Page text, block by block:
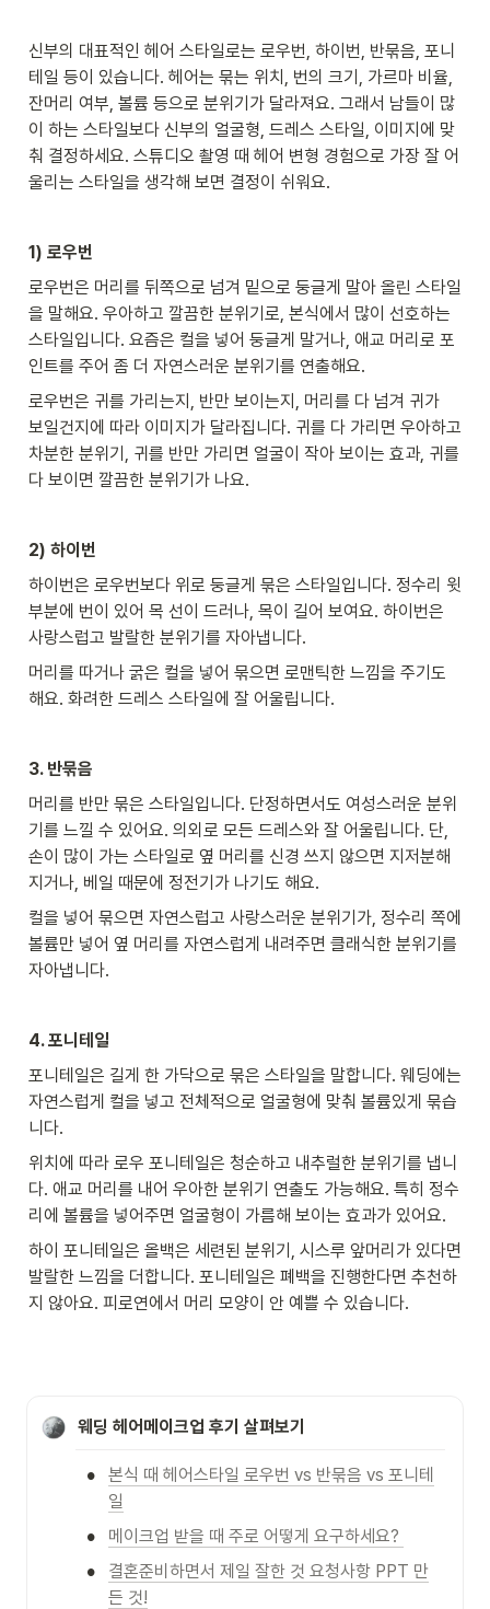
신부의 대표적인 헤어 스타일로는 로우번, 하이번, 반묶음, 포니
테일 등이 있습니다. 헤어는 묶는 위치, 번의 크기, 가르마 비율,
잔머리 여부, 볼륨 등으로 분위기가 달라져요. 그래서 남들이 많
이 하는 스타일보다 신부의 얼굴형, 드레스 스타일, 이미지에 맞
춰 결정하세요. 스튜디오 촬영 때 헤어 변형 경험으로 가장 잘 어
울리는 스타일을 생각해 보면 결정이 쉬워요.
1) 로우번
로우번은 머리를 뒤쪽으로 넘겨 밑으로 둥글게 말아 올린 스타일
을 말해요. 우아하고 깔끔한 분위기로, 본식에서 많이 선호하는
스타일입니다. 요즘은 컬을 넣어 둥글게 말거나, 애교 머리로 포
인트를 주어 좀 더 자연스러운 분위기를 연출해요.
로우번은 귀를 가리는지, 반만 보이는지, 머리를 다 넘겨 귀가
보일건지에 따라 이미지가 달라집니다. 귀를 다 가리면 우아하고
차분한 분위기, 귀를 반만 가리면 얼굴이 작아 보이는 효과, 귀를
다 보이면 깔끔한 분위기가 나요.
2) 하이번
하이번은 로우번보다 위로 둥글게 묶은 스타일입니다. 정수리 윗
부분에 번이 있어 목 선이 드러나, 목이 길어 보여요. 하이번은
사랑스럽고 발랄한 분위기를 자아냅니다.
머리를 따거나 굵은 컬을 넣어 묶으면 로맨틱한 느낌을 주기도
해요. 화려한 드레스 스타일에 잘 어울립니다.
3. 반묶음
머리를 반만 묶은 스타일입니다. 단정하면서도 여성스러운 분위
기를 느낄 수 있어요. 의외로 모든 드레스와 잘 어울립니다. 단,
손이 많이 가는 스타일로 옆 머리를 신경 쓰지 않으면 지저분해
지거나, 베일 때문에 정전기가 나기도 해요.
컬을 넣어 묶으면 자연스럽고 사랑스러운 분위기가, 정수리 쪽에
볼륨만 넣어 옆 머리를 자연스럽게 내려주면 클래식한 분위기를
자아냅니다.
4. 포니테일
포니테일은 길게 한 가닥으로 묶은 스타일을 말합니다. 웨딩에는
자연스럽게 컬을 넣고 전체적으로 얼굴형에 맞춰 볼륨있게 묶습
니다.
위치에 따라 로우 포니테일은 청순하고 내추럴한 분위기를 냅니
다. 애교 머리를 내어 우아한 분위기 연출도 가능해요. 특히 정수
리에 볼륨을 넣어주면 얼굴형이 가름해 보이는 효과가 있어요.
하이 포니테일은 올백은 세련된 분위기, 시스루 앞머리가 있다면
발랄한 느낌을 더합니다. 포니테일은 폐백을 진행한다면 추천하
지 않아요. 피로연에서 머리 모양이 안 예쁠 수 있습니다.
웨딩 헤어메이크업 후기 살펴보기
•
본식 때 헤어스타일 로우번 vs 반묶음 vs 포니테
일
• 메이크업 받을 때 주로 어떻게 요구하세요?
•
결혼준비하면서 제일 잘한 것 요청사항 PPT 만
든 것!